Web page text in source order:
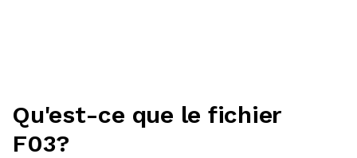
Qu'est-ce que le fichier
F03?